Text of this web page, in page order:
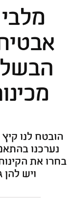
הובטח לנו
נערכנו
בחרו את
ויש